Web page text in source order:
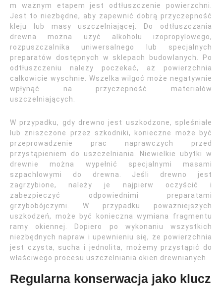
m ważnym etapem jest odtłuszczenie powierzchni.
Jest to niezbędne, aby zapewnić dobrą przyczepność
kleju lub masy uszczelniającej. Do odtłuszczania
drewna można użyć alkoholu izopropylowego,
rozpuszczalnika uniwersalnego lub specjalnych
preparatów dostępnych w sklepach budowlanych. Po
odtłuszczeniu należy poczekać, aż powierzchnia
całkowicie wyschnie. Wszelka wilgoć może negatywnie
wpłynąć na przyczepność materiałów
uszczelniających.
W przypadku, gdy drewno jest uszkodzone, spleśniałe
lub zniszczone przez szkodniki, konieczne może być
przeprowadzenie prac naprawczych przed
przystąpieniem do uszczelniania. Niewielkie ubytki w
drewnie można wypełnić specjalnymi masami
szpachlowymi do drewna. Jeśli drewno jest
zagrzybione, należy je najpierw oczyścić i
zabezpieczyć odpowiednimi preparatami
grzybobójczymi. W przypadku poważniejszych
uszkodzeń, może być konieczna wymiana fragmentu
ramy okiennej. Dopiero po wykonaniu wszystkich
niezbędnych napraw i upewnieniu się, że powierzchnia
jest czysta, sucha i jednolita, możemy przystąpić do
właściwego procesu uszczelniania okien drewnianych.
Regularna konserwacja jako klucz